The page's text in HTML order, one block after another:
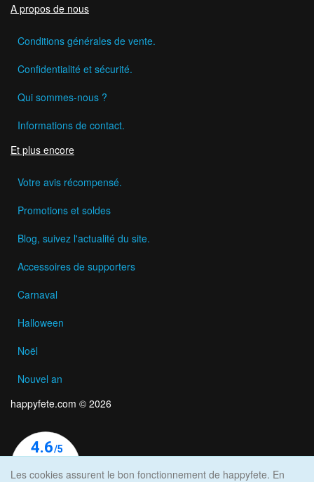
A propos de nous
Conditions générales de vente.
Confidentialité et sécurité.
Qui sommes-nous ?
Informations de contact.
Et plus encore
Votre avis récompensé.
Promotions et soldes
Blog, suivez l'actualité du site.
Accessoires de supporters
Carnaval
Halloween
Noël
Nouvel an
happyfete.com © 2026
Les cookies assurent le bon fonctionnement de happyfete. En